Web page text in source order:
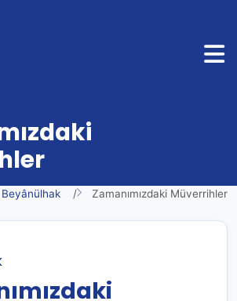
Beyânülhak Zamanımızdaki Müverrihler